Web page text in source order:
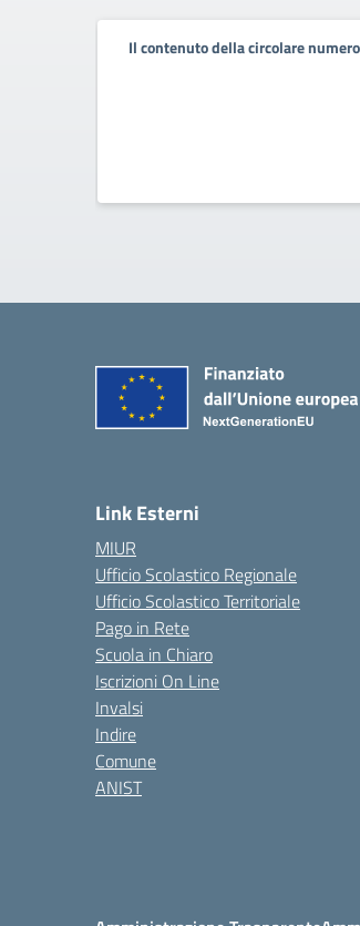
Il contenuto della circolare
Link Esterni
MIUR
Ufficio Scolastico Regionale
Ufficio Scolastico Territoriale
Pago in Rete
Scuola in Chiaro
Iscrizioni On Line
Invalsi
Indire
Comune
ANIST